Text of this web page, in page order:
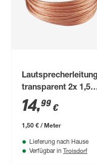
Lautsprecherleitung
transparent 2x 1,5
mm²
14,99 €
1,50 € / Meter
Lieferung nach Hause
Verfügbar in Troisdorf